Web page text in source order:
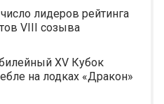
лидеров рейтинга
VIII созыва
XV Кубок
на лодках «Дракон»